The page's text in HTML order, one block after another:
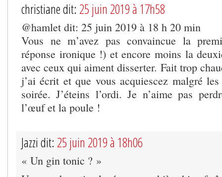
christiane dit: 25 juin 2019 à 17h58
@hamlet dit: 25 juin 2019 à 18 h 20 min
Vous ne m’avez pas convaincue la
réponse ironique !) et encore moins la
avec ceux qui aiment disserter. Fait trop
j’ai écrit et que vous acquiescez malgré
soirée. J’éteins l’ordi. Je n’aime pas
l’œuf et la poule !
Jazzi dit: 25 juin 2019 à 18h06
« Un gin tonic ? »